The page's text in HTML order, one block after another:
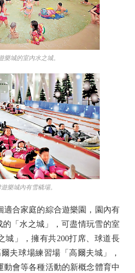
樂城的室內水之城。
樂城內有雪橇場。
合家庭的綜合遊樂園，園內有
的「水之城」，可盡情玩雪的室
城」，擁有共200打席、球道長
夫球場練習場「高爾夫城」，
動會等各種活動的新概念體育中